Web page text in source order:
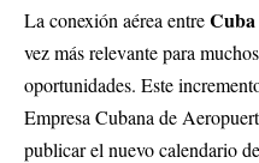
La conexión aérea entreCuba
vez más relevante para
oportunidades. Este
Empresa Cubana de
publicar el nuevo calendario